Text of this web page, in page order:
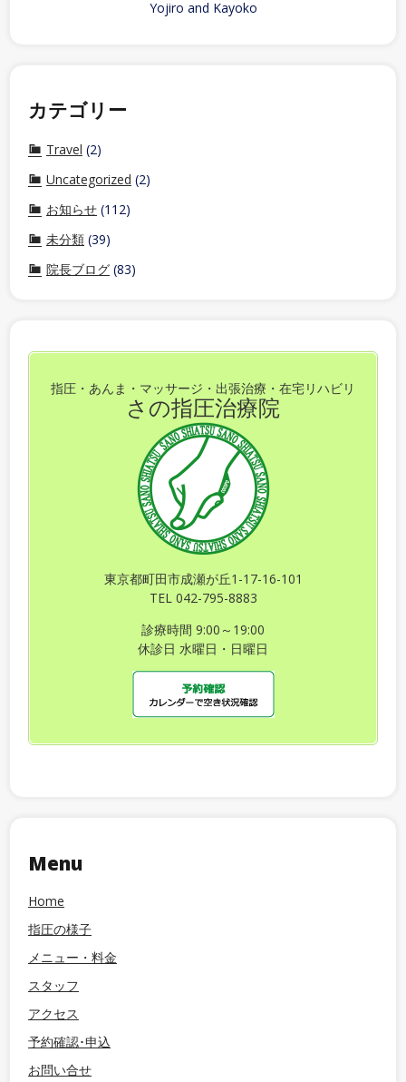
Yojiro and Kayoko
カテゴリー
Travel (2)
Uncategorized (2)
お知らせ (112)
未分類 (39)
院長ブログ (83)
指圧・あんま・マッサージ・出張治療・在宅リハビリ
さの指圧治療院
東京都町田市成瀬が丘1-17-16-101
TEL 042-795-8883
診療時間 9:00～19:00
休診日 水曜日・日曜日
Menu
Home
指圧の様子
メニュー・料金
スタッフ
アクセス
予約確認･申込
お問い合せ